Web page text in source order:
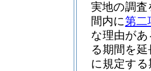
実地の調
間内に第二
な理由が
る期間を
に規定す